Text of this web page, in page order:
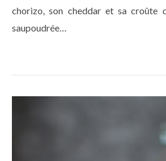
chorizo, son cheddar et sa croûte
saupoudrée…